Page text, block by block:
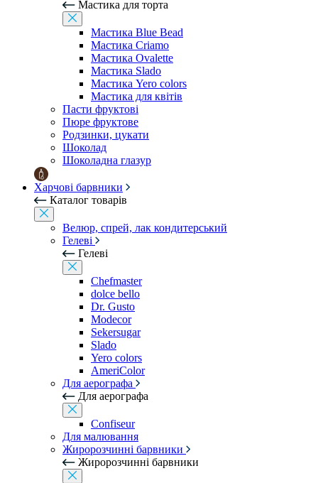
Мастика для торта
Мастика Blue Bead
Мастика Criamo
Мастика Ovalette
Мастика Slado
Мастика Yero colors
Мастика для квітів
Пасти фруктові
Пюре фруктове
Родзинки, цукати
Шоколад
Шоколадна глазур
Харчові барвники
Каталог товарів
Велюр, спрей, лак кондитерський
Гелеві
Гелеві
Chefmaster
dolce bello
Dr. Gusto
Modecor
Sekersugar
Slado
Yero colors
AmeriColor
Для аерографа
Для аерографа
Confiseur
Для малювання
Жиророзчинні барвники
Жиророзчинні барвники